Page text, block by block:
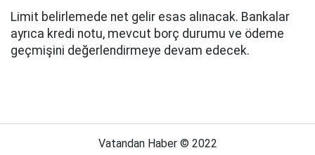
Limit belirlemede net gelir esas alınacak. Bankalar
ayrıca kredi notu, mevcut borç durumu ve ödeme
geçmişini değerlendirmeye devam edecek.
Vatandan Haber © 2022